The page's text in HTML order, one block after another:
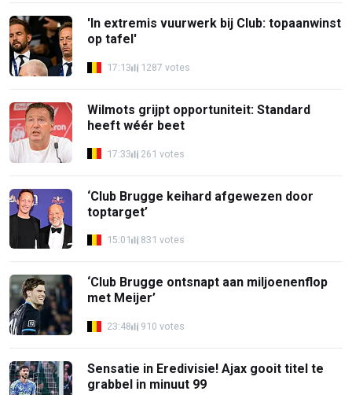
'In extremis vuurwerk bij Club: topaanwinst
op tafel'
17:13 1287 votes
Wilmots grijpt opportuniteit: Standard
heeft wéér beet
17:33 261 votes
‘Club Brugge keihard afgewezen door
toptarget’
15:01 831 votes
‘Club Brugge ontsnapt aan miljoenenflop
met Meijer’
23:48 910 votes
Sensatie in Eredivisie! Ajax gooit titel te
grabbel in minuut 99